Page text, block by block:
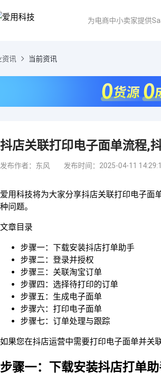
为电商中小卖家提供
资讯 当前资讯
抖店关联打印电子面单流程,
发布作者：东风 发布时间：2025-04-11
爱用科技将为大家分享抖店关联打印电子面
种问题。
文章目录
步骤一：下载安装抖店打单助手
步骤二：登录并授权
步骤三：关联淘宝订单
步骤四：选择待打印的订单
步骤五：生成电子面单
步骤六：打印电子面单
步骤七：订单处理与跟踪
如果您在抖店运营中需要打印电子面单并关
步骤一：下载安装抖店打单